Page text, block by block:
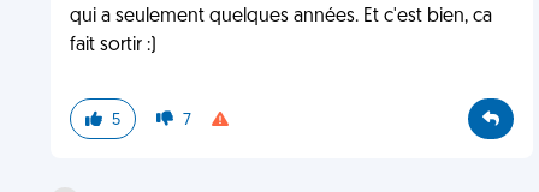
qui a seulement quelques années. Et c'est bien, ca
fait sortir :)
5 7